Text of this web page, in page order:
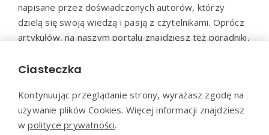
napisane przez doświadczonych autorów, którzy
dzielą się swoją wiedzą i pasją z czytelnikami. Oprócz
artykułów, na naszym portalu znajdziesz też poradniki,
to dostarczanie wartościowych treści i inspiracji dla
Ciasteczka
Kontynuując przeglądanie strony, wyrażasz zgodę na
używanie plików Cookies. Więcej informacji znajdziesz
wpolityce prywatności.